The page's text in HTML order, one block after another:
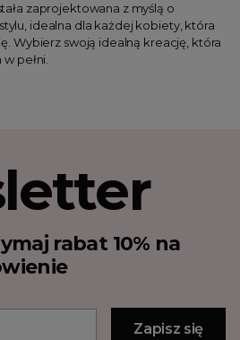
zaprojektowana z myślą o
idealna dla każdej kobiety, która
Wybierz swoją idealną kreację, która
pełni.
rabat 10% na